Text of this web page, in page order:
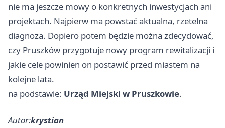
nie ma jeszcze mowy o konkretnych inwestycjach ani
projektach. Najpierw ma powstać aktualna, rzetelna
diagnoza. Dopiero potem będzie można zdecydować,
czy Pruszków przygotuje nowy program rewitalizacji i
jakie cele powinien on postawić przed miastem na
kolejne lata.
na podstawie: Urząd Miejski w Pruszkowie.
Autor:krystian